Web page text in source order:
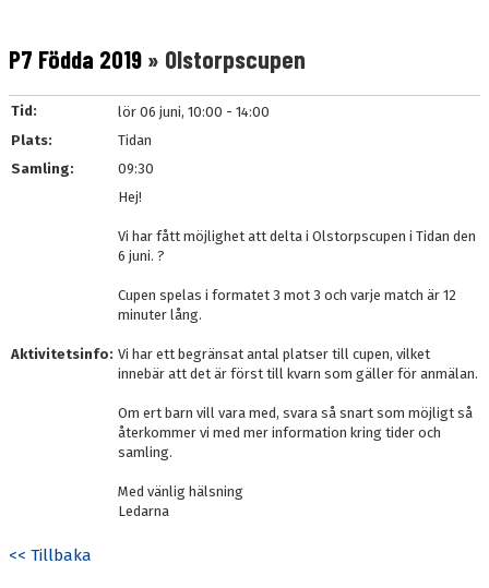
KONTAKT
P7 Födda 2019 » Olstorpscupen
Tid:
lör 06 juni, 10:00 - 14:00
Plats:
Tidan
Samling:
09:30
Aktivitetsinfo:
Hej!
Vi har fått möjlighet att delta i Olstorpscupen i Tidan den
6 juni. ?
Cupen spelas i formatet 3 mot 3 och varje match är 12
minuter lång.
Vi har ett begränsat antal platser till cupen, vilket
innebär att det är först till kvarn som gäller för anmälan.
Om ert barn vill vara med, svara så snart som möjligt så
återkommer vi med mer information kring tider och
samling.
Med vänlig hälsning
Ledarna
<< Tillbaka